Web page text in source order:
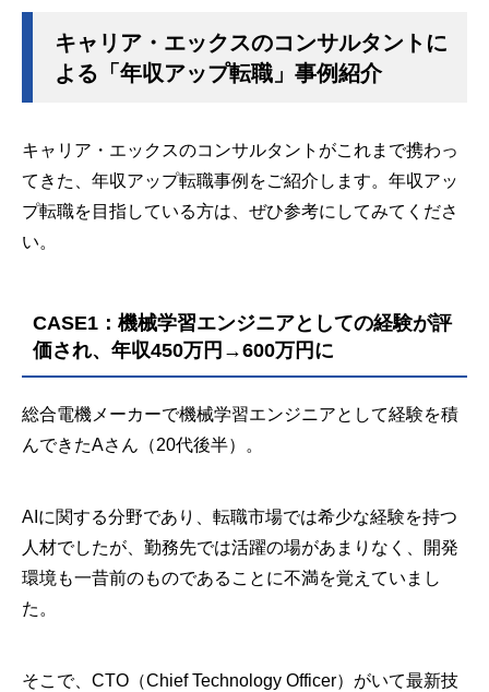
キャリア・エックスのコンサルタントに
よる「年収アップ転職」事例紹介
キャリア・エックスのコンサルタントがこれまで携わっ
てきた、年収アップ転職事例をご紹介します。年収アッ
プ転職を目指している方は、ぜひ参考にしてみてくださ
い。
CASE1：機械学習エンジニアとしての経験が評
価され、年収450万円→600万円に
総合電機メーカーで機械学習エンジニアとして経験を積
んできたAさん（20代後半）。
AIに関する分野であり、転職市場では希少な経験を持つ
人材でしたが、勤務先では活躍の場があまりなく、開発
環境も一昔前のものであることに不満を覚えていまし
た。
そこで、CTO（Chief Technology Officer）がいて最新技